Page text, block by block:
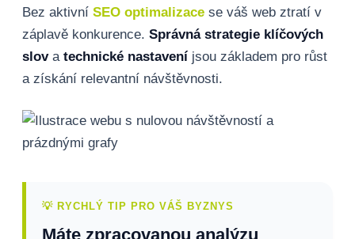
Bez aktivní SEO optimalizace se váš web ztratí v
záplavě konkurence. Správná strategie klíčových
slova technické nastavení jsou základem pro růst
a získání relevantní návštěvnosti.
💡 RYCHLÝ TIP PRO VÁŠ BYZNYS
Máte zpracovanou analýzu